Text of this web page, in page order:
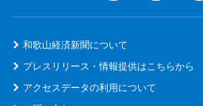
和歌山経済新聞について
プレスリリース・情報提供はこちらから
アクセスデータの利用について